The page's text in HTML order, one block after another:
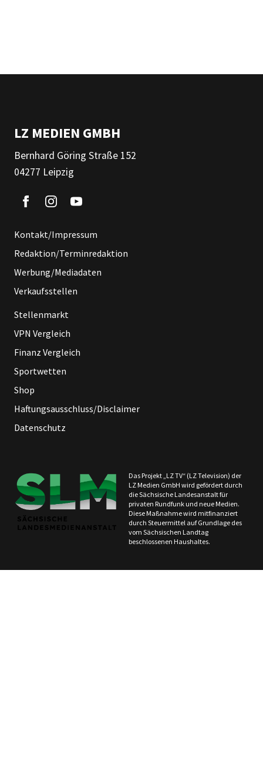
LZ MEDIEN GMBH
Bernhard Göring Straße 152
04277 Leipzig
Kontakt/Impressum
Redaktion/Terminredaktion
Werbung/Mediadaten
Verkaufsstellen
Stellenmarkt
VPN Vergleich
Finanz Vergleich
Sportwetten
Shop
Haftungsausschluss/Disclaimer
Datenschutz
Das Projekt „LZ TV“ (LZ Television) der
LZ Medien GmbH wird gefördert durch
die Sächsische Landesanstalt für
privaten Rundfunk und neue Medien.
Diese Maßnahme wird mitfinanziert
durch Steuermittel auf Grundlage des
vom Sächsischen Landtag
beschlossenen Haushaltes.